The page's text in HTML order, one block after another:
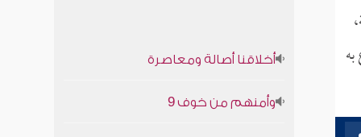
أخلاقنا أصالة ومعاصرة
وأمنهم من خوف 9